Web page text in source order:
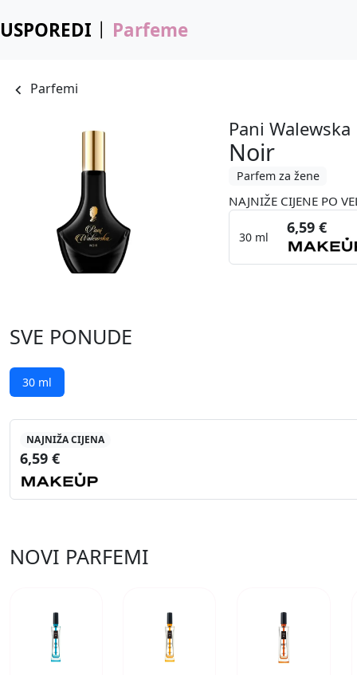
USPOREDI Parfeme
Parfemi
Pani Walewska
Noir
Parfem za žene
NAJNIŽE CIJENE PO
30 ml
6,59 €
SVE PONUDE
30 ml
NAJNIŽA CIJENA
6,59 €
NOVI PARFEMI